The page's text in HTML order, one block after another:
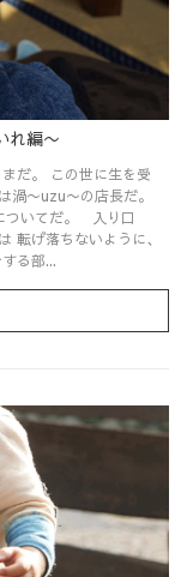
れ編〜
渦〜uzu〜の店長だ。
ついてだ。 入り口
転げ落ちないように、
る部...